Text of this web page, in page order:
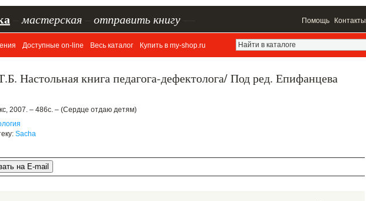
мастерская отправить книгу Помощь Контакты
Доступные on-line Весь каталог Купить в my-shop.ru
Настольная книга педагога-дефектолога/ Под ред. Епифанцева
2007. – 486с. – (Сердце отдаю детям)
Sacha